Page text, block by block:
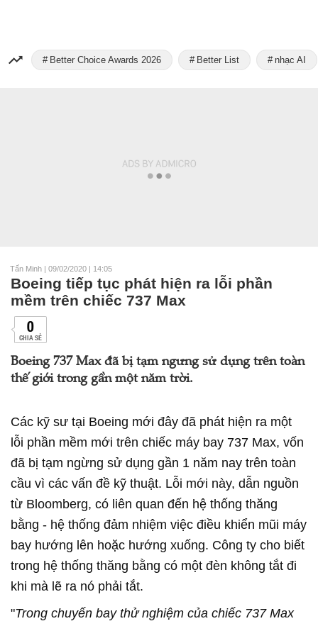
Better Choice Awards 2026 Better List nhạc AI
Tấn Minh | 09/02/2020 | 14:05
Boeing tiếp tục phát hiện ra lỗi phần
mềm trên chiếc 737 Max
0
CHIA SẺ
Boeing 737 Max đã bị tạm ngưng sử dụng trên toàn
thế giới trong gần một năm trời.
Các kỹ sư tại Boeing mới đây đã phát hiện ra một
lỗi phần mềm mới trên chiếc máy bay 737 Max, vốn
đã bị tạm ngừng sử dụng gần 1 năm nay trên toàn
cầu vì các vấn đề kỹ thuật. Lỗi mới này, dẫn nguồn
từ Bloomberg, có liên quan đến hệ thống thăng
bằng - hệ thống đảm nhiệm việc điều khiển mũi máy
bay hướng lên hoặc hướng xuống. Công ty cho biết
trong hệ thống thăng bằng có một đèn không tắt đi
khi mà lẽ ra nó phải tắt.
"Trong chuyến bay thử nghiệm của chiếc 737 Max